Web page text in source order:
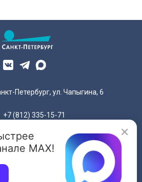
MAX!
Петербург, ул. Чапыгина, 6
+7 (812) 335-15-71
видеоматериалы, размещенные на настоящем
информацию, предназначенную для лиц,
достигших 18 лет.